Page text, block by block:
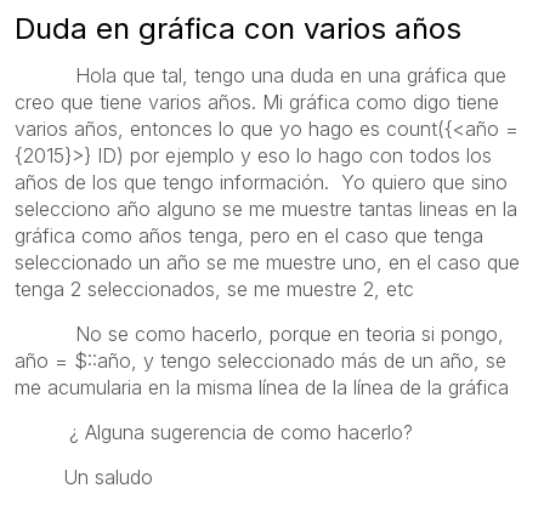
Duda en gráfica con varios años
Hola que tal, tengo una duda en una gráfica que
creo que tiene varios años. Mi gráfica como digo tiene
varios años, entonces lo que yo hago es count({<año =
{2015}>} ID) por ejemplo y eso lo hago con todos los
años de los que tengo información. Yo quiero que sino
selecciono año alguno se me muestre tantas lineas en la
gráfica como años tenga, pero en el caso que tenga
seleccionado un año se me muestre uno, en el caso que
tenga 2 seleccionados, se me muestre 2, etc
No se como hacerlo, porque en teoria si pongo,
año = $::año, y tengo seleccionado más de un año, se
me acumularia en la misma línea de la línea de la gráfica
¿ Alguna sugerencia de como hacerlo?
Un saludo